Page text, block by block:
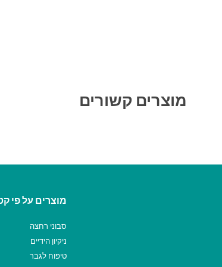
מוצרים קשורים
מוצרים על פי
סבוני רחצה
ניקיון הידיים
טיפוח לגבר